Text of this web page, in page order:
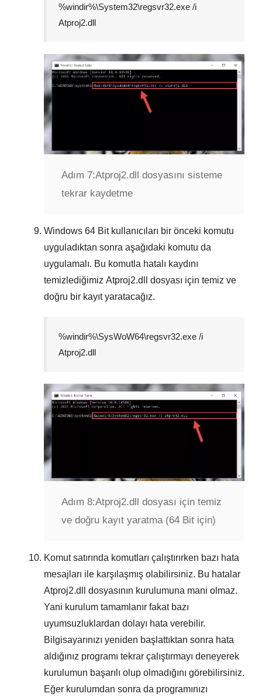
%windir%\System32\regsvr32.exe /i
Atproj2.dll
Adım 7:Atproj2.dll dosyasını sisteme
tekrar kaydetme
Windows 64 Bitkullanıcıları bir önceki komutu
uyguladıktan sonra aşağıdaki komutu da
uygulamalı. Bu komutla hatalı kaydını
temizlediğimiz Atproj2.dll
dosyası için temiz ve
doğru bir kayıt yaratacağız.
%windir%\SysWoW64\regsvr32.exe /i
Atproj2.dll
Adım 8:Atproj2.dll dosyası için temiz
ve doğru kayıt yaratma (64 Bit için)
Komut satırında komutları çalıştırırken bazı hata
mesajları ile karşılaşmış olabilirsiniz. Bu hatalar
Atproj2.dll
dosyasının kurulumuna mani olmaz.
Yani kurulum tamamlanır fakat bazı
uyumsuzluklardan dolayı hata verebilir.
Bilgisayarınızı yeniden başlattıktan sonra hata
aldığınız programı tekrar çalıştırmayı deneyerek
kurulumun başarılı olup olmadığını görebilirsiniz.
Eğer kurulumdan sonra da programınızı